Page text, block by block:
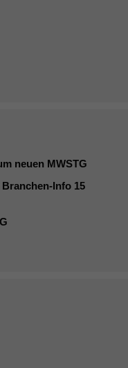
neuen MWSTG
Info 15